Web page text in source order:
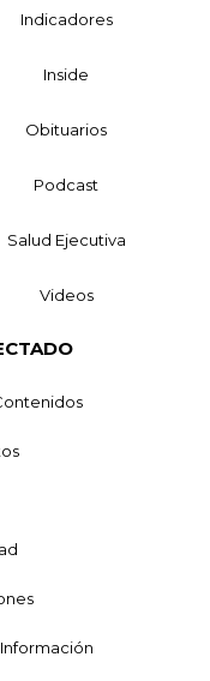
Indicadores
Inside
Obituarios
Podcast
Salud Ejecutiva
Videos